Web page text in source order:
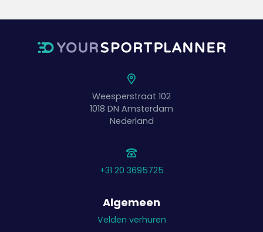
Weesperstraat 102
1018 DN Amsterdam
Nederland
+31 20 3695725
Algemeen
Velden verhuren